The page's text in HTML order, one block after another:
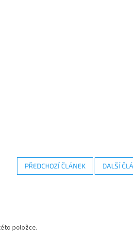
PŘEDCHOZÍ ČLÁNEK DALŠÍ
položce.